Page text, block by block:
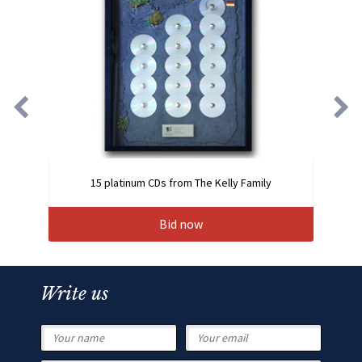
15 platinum CDs from The Kelly Family
Bid now
Write us